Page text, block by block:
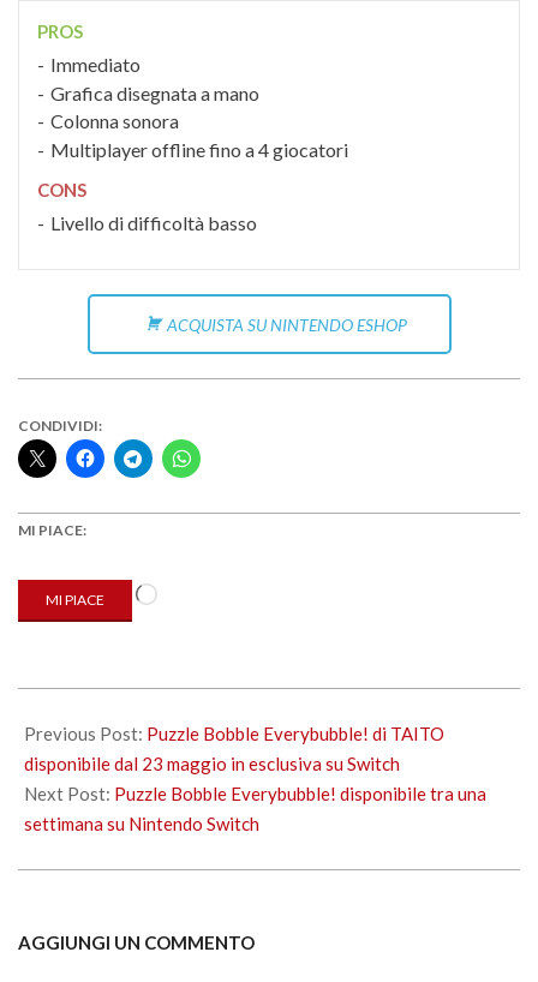
PROS
Immediato
Grafica disegnata a mano
Colonna sonora
Multiplayer offline fino a 4 giocatori
CONS
Livello di difficoltà basso
ACQUISTA SU NINTENDO ESHOP
CONDIVIDI:
MI PIACE:
MI PIACE
Caricamento
05-
09
Previous Post: Puzzle Bobble Everybubble! di TAITO
disponibile dal 23 maggio in esclusiva su Switch
Next Post: Puzzle Bobble Everybubble! disponibile tra una
settimana su Nintendo Switch
AGGIUNGI UN COMMENTO